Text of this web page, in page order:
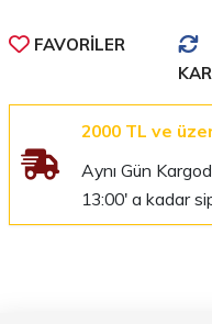
FAVORILER
2000 TL ve
Aynı Gün
13:00' a kadar